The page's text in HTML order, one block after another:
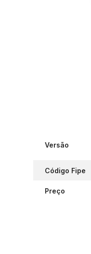
Versão
Código Fipe
Preço